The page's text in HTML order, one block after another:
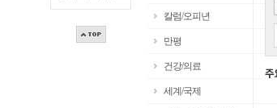
칼럼/오피년
만평
건강/의료
세계/국제